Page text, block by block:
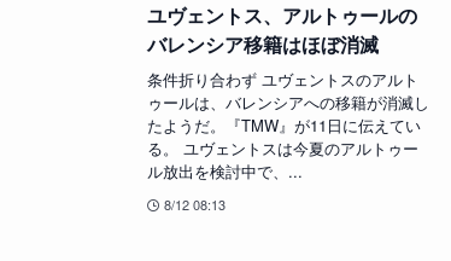
ユヴェントス、アルトゥールの
バレンシア移籍はほぼ消滅
条件折り合わず ユヴェントスのアルト
ゥールは、バレンシアへの移籍が消滅し
たようだ。『TMW』が11日に伝えてい
る。 ユヴェントスは今夏のアルトゥー
ル放出を検討中で、...
8/12 08:13